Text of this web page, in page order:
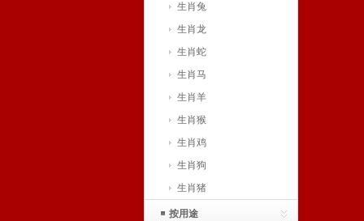
生肖兔
生肖龙
生肖蛇
生肖马
生肖羊
生肖猴
生肖鸡
生肖狗
生肖猪
按用途